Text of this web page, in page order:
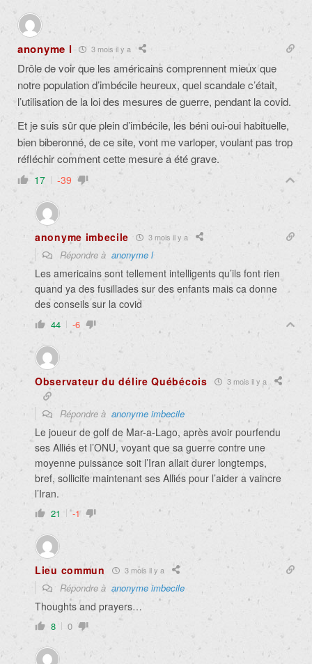
anonyme l 3 mois il y a
Drôle de voir que les américains comprennent mieux que
notre population d’imbécile heureux, quel scandale c’était,
l’utilisation de la loi des mesures de guerre, pendant la covid.
Et je suis sûr que plein d’imbécile, les béni oui-oui habituelle,
bien biberonné, de ce site, vont me varloper, voulant pas trop
réfléchir comment cette mesure a été grave.
17 -39
anonyme imbecile 3 mois il y a
Répondre à anonyme l
Les americains sont tellement intelligents qu’ils font rien
quand ya des fusillades sur des enfants mais ca donne
des conseils sur la covid
44 -6
Observateur du délire Québécois 3 mois il y a
Répondre à anonyme imbecile
Le joueur de golf de Mar-a-Lago, après avoir pourfendu
ses Alliés et l’ONU, voyant que sa guerre contre une
moyenne puissance soit l’Iran allait durer longtemps,
bref, sollicite maintenant ses Alliés pour l’aider a vaincre
l’Iran.
21 -1
Lieu commun 3 mois il y a
Répondre à anonyme imbecile
Thoughts and prayers…
8 0